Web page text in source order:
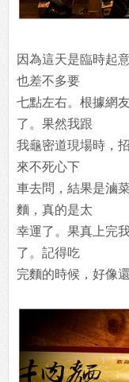
因為這天是臨時起
也差不多要
七點左右。根據網
了。果然我跟
我龜密道現場時，
來不死心下
車去問，結果是滷
麵，真的是太
幸運了。果真上完
了。記得吃
完麵的時候，好像